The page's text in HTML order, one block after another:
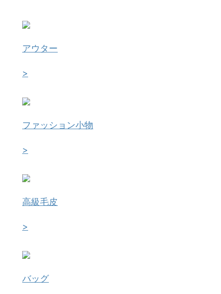
アウター
>
ファッション小物
>
高級毛皮
>
バッグ